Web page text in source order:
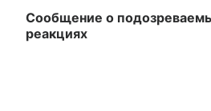
Сообщение о
реакциях